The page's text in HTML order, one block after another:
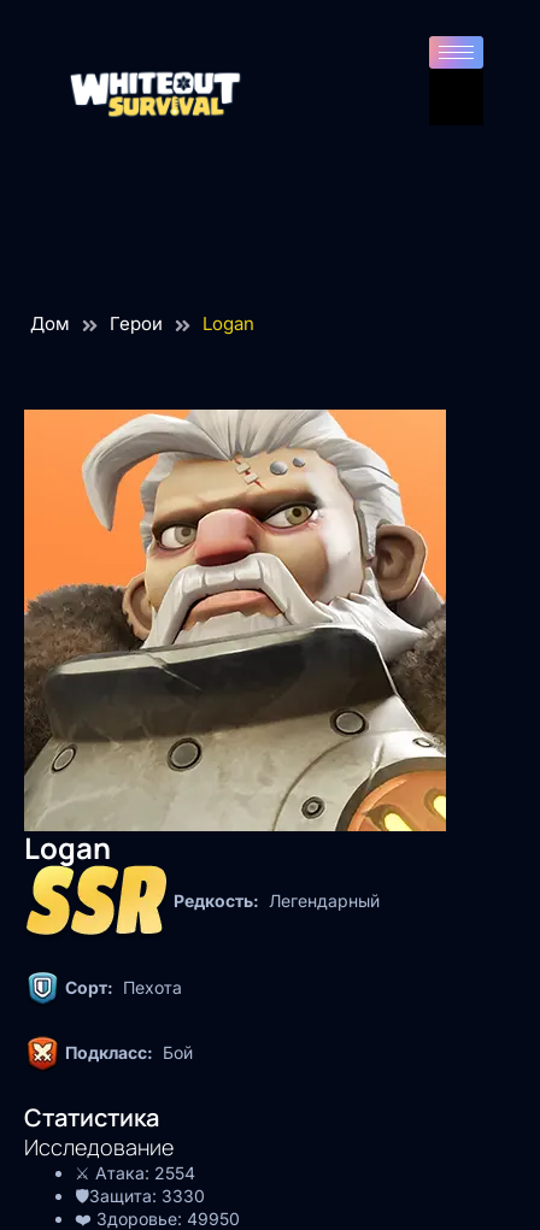
Дом Герои Logan
Logan
Редкость: Легендарный
Сорт: Пехота
Подкласс: Бой
Статистика
Исследование
⚔️ Атака: 2554
🛡️Защита: 3330
❤️ Здоровье: 49950